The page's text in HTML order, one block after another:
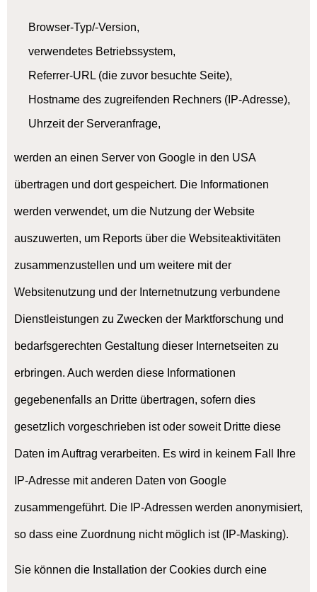
Browser-Typ/-Version,
verwendetes Betriebssystem,
Referrer-URL (die zuvor besuchte Seite),
Hostname des zugreifenden Rechners (IP-Adresse),
Uhrzeit der Serveranfrage,
werden an einen Server von Google in den USA
übertragen und dort gespeichert. Die Informationen
werden verwendet, um die Nutzung der Website
auszuwerten, um Reports über die Websiteaktivitäten
zusammenzustellen und um weitere mit der
Websitenutzung und der Internetnutzung verbundene
Dienstleistungen zu Zwecken der Marktforschung und
bedarfsgerechten Gestaltung dieser Internetseiten zu
erbringen. Auch werden diese Informationen
gegebenenfalls an Dritte übertragen, sofern dies
gesetzlich vorgeschrieben ist oder soweit Dritte diese
Daten im Auftrag verarbeiten. Es wird in keinem Fall Ihre
IP-Adresse mit anderen Daten von Google
zusammengeführt. Die IP-Adressen werden anonymisiert,
so dass eine Zuordnung nicht möglich ist (IP-Masking).
Sie können die Installation der Cookies durch eine